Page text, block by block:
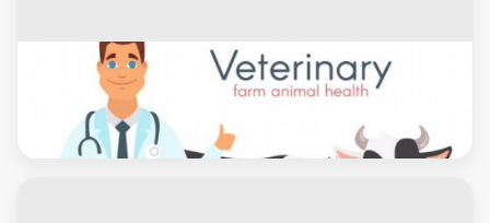
جاموس وابقار